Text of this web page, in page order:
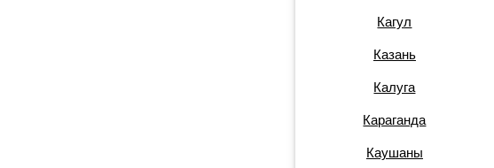
Кагул
Казань
Калуга
Караганда
Каушаны